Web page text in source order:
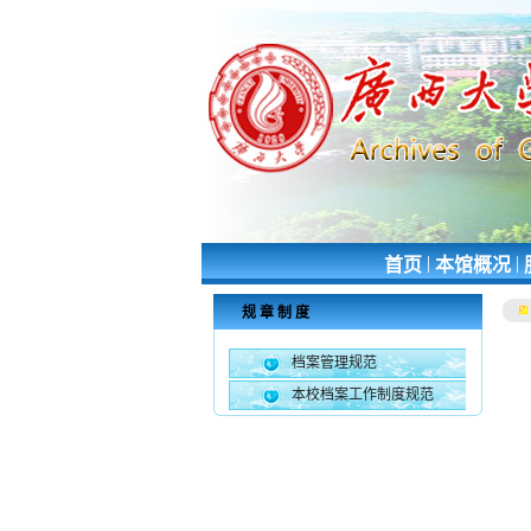
首页|本馆概况|
规章制度
档案管理规范
本校档案工作制度规范